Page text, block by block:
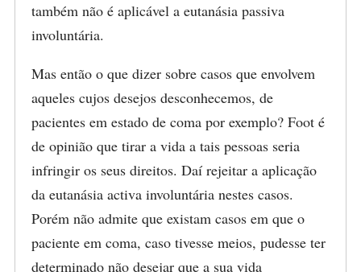
também não é aplicável a eutanásia passiva
involuntária.
Mas então o que dizer sobre casos que envolvem
aqueles cujos desejos desconhecemos, de
pacientes em estado de coma por exemplo? Foot é
de opinião que tirar a vida a tais pessoas seria
infringir os seus direitos. Daí rejeitar a aplicação
da eutanásia activa involuntária nestes casos.
Porém não admite que existam casos em que o
paciente em coma, caso tivesse meios, pudesse ter
determinado não desejar que a sua vida